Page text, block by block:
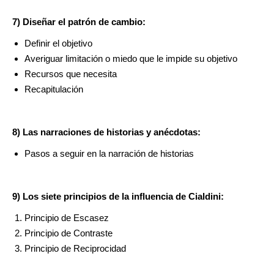
7) Diseñar el patrón de cambio:
Definir el objetivo
Averiguar limitación o miedo que le impide su objetivo
Recursos que necesita
Recapitulación
8) Las narraciones de historias y anécdotas:
Pasos a seguir en la narración de historias
9) Los siete principios de la influencia de Cialdini:
Principio de Escasez
Principio de Contraste
Principio de Reciprocidad